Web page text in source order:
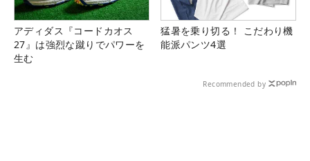
アディダス『コードカオス
27』は強烈な蹴りでパワーを
生む
猛暑を乗り切る！ こだわり機
能派パンツ4選
Recommended by